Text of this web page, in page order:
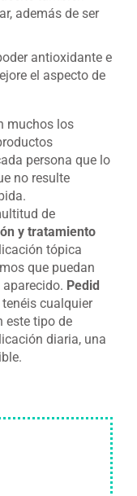
además de ser
antioxidante e
el aspecto de
muchos los
persona que lo
no resulte
de
y tratamiento
tópica
que puedan
Pedid
cualquier
este tipo de
diaria, una